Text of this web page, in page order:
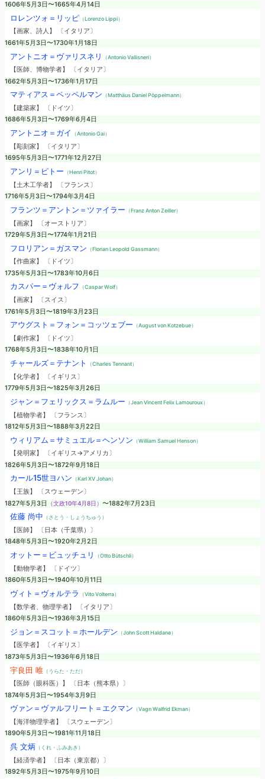
1606年5月3日〜1665年4月14日
ロレンツォ＝リッピ（Lorenzo Lippi）
【画家、詩人】 〔イタリア〕
1661年5月3日〜1730年1月18日
アントニオ＝ヴァリスネリ （Antonio Vallisneri）
【医師、博物学者】 〔イタリア〕
1662年5月3日〜1736年1月17日
マティアス＝ペッペルマン （Matthäus Daniel Pöppelmann）
【建築家】 〔ドイツ〕
1686年5月3日〜1769年6月4日
アントニオ＝ガイ （Antonio Gai）
【彫刻家】 〔イタリア〕
1695年5月3日〜1771年12月27日
アンリ＝ピトー （Henri Pitot）
【土木工学者】 〔フランス〕
1716年5月3日〜1794年3月4日
フランツ＝アントン＝ツァイラー （Franz Anton Zeiller）
【画家】 〔オーストリア〕
1729年5月3日〜1774年1月21日
フロリアン＝ガスマン （Florian Leopold Gassmann）
【作曲家】 〔ドイツ〕
1735年5月3日〜1783年10月6日
カスパー＝ヴォルフ （Caspar Wolf）
【画家】 〔スイス〕
1761年5月3日〜1819年3月23日
アウグスト＝フォン＝コッツェブー （August von Kotzebue）
【劇作家】 〔ドイツ〕
1768年5月3日〜1838年10月1日
チャールズ＝テナント （Charles Tennant）
【化学者】 〔イギリス〕
1779年5月3日〜1825年3月26日
ジャン＝フェリックス＝ラムルー （Jean Vincent Felix Lamouroux）
【植物学者】 〔フランス〕
1812年5月3日〜1888年3月22日
ウィリアム＝サミュエル＝ヘンソン （William Samuel Henson）
【発明家】 〔イギリス→アメリカ〕
1826年5月3日〜1872年9月18日
カール15世ヨハン （Karl XV Johan）
【王族】 〔スウェーデン〕
1827年5月3日
（文政10年4月8日） 〜1882年7月23日
佐藤 尚中 （さとう・しょうちゅう）
【医師】 〔日本（千葉県）〕
1848年5月3日〜1920年2月2日
オットー＝ビュッチュリ （Otto Bütschli）
【動物学者】 〔ドイツ〕
1860年5月3日〜1940年10月11日
ヴィト＝ヴォルテラ （Vito Volterra）
【数学者、物理学者】 〔イタリア〕
1860年5月3日〜1936年3月15日
ジョン＝スコット＝ホールデン （John Scott Haldane）
【医学者】 〔イギリス〕
1873年5月3日〜1936年6月18日
宇良田 唯（うらた・ただ）
【医師（眼科医）】 〔日本（熊本県）〕
1874年5月3日〜1954年3月9日
ヴァン＝ヴァルフリート＝エクマン （Vagn Walfrid Ekman）
【海洋物理学者】 〔スウェーデン〕
1890年5月3日〜1981年11月18日
呉 文炳 （くれ・ふみあき）
【経済学者】 〔日本（東京都）〕
1892年5月3日〜1975年9月10日